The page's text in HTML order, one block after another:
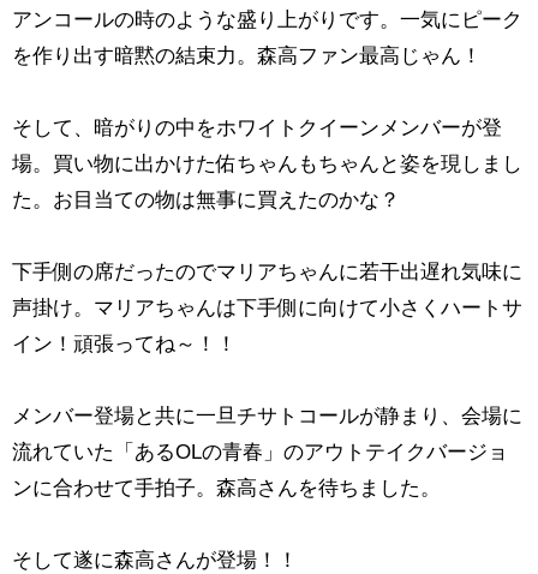
アンコールの時のような盛り上がりです。一気にピーク
を作り出す暗黙の結束力。森高ファン最高じゃん！
そして、暗がりの中をホワイトクイーンメンバーが登
場。買い物に出かけた佑ちゃんもちゃんと姿を現しまし
た。お目当ての物は無事に買えたのかな？
下手側の席だったのでマリアちゃんに若干出遅れ気味に
声掛け。マリアちゃんは下手側に向けて小さくハートサ
イン！頑張ってね～！！
メンバー登場と共に一旦チサトコールが静まり、会場に
流れていた「あるOLの青春」のアウトテイクバージョ
ンに合わせて手拍子。森高さんを待ちました。
そして遂に森高さんが登場！！